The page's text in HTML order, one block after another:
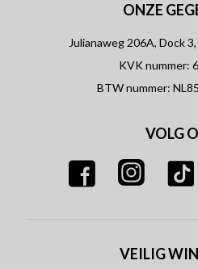
ONZE
Julianaweg 206A, Dock
KVK nummer:
BTW nummer:
VOLG
VEILIG